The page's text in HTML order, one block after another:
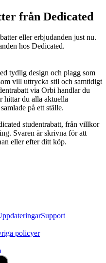
från Dedicated
eller erbjudanden just nu.
hos Dedicated.
tydlig design och plagg som
vill uttrycka stil och samtidigt
via Orbi handlar du
hittar du alla aktuella
på ett ställe.
studentrabatt, från villkor
Svaren är skrivna för att
eller efter ditt köp.
Support
policyer